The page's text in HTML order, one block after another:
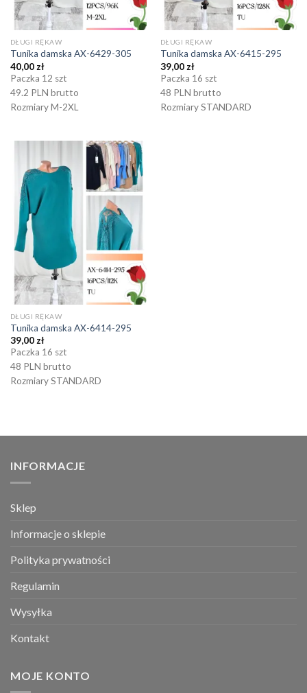
DŁUGI RĘKAW
Tunika damska AX-6429-305
40,00 zł
Paczka 12 szt
49.2 PLN brutto
Rozmiary M-2XL
DŁUGI RĘKAW
Tunika damska AX-6415-295
39,00 zł
Paczka 16 szt
48 PLN brutto
Rozmiary STANDARD
DŁUGI RĘKAW
Tunika damska AX-6414-295
39,00zł
Paczka 16 szt
48 PLN brutto
Rozmiary STANDARD
INFORMACJE
Sklep
Informacje o sklepie
Polityka prywatności
Regulamin
Wysyłka
Kontakt
MOJE KONTO